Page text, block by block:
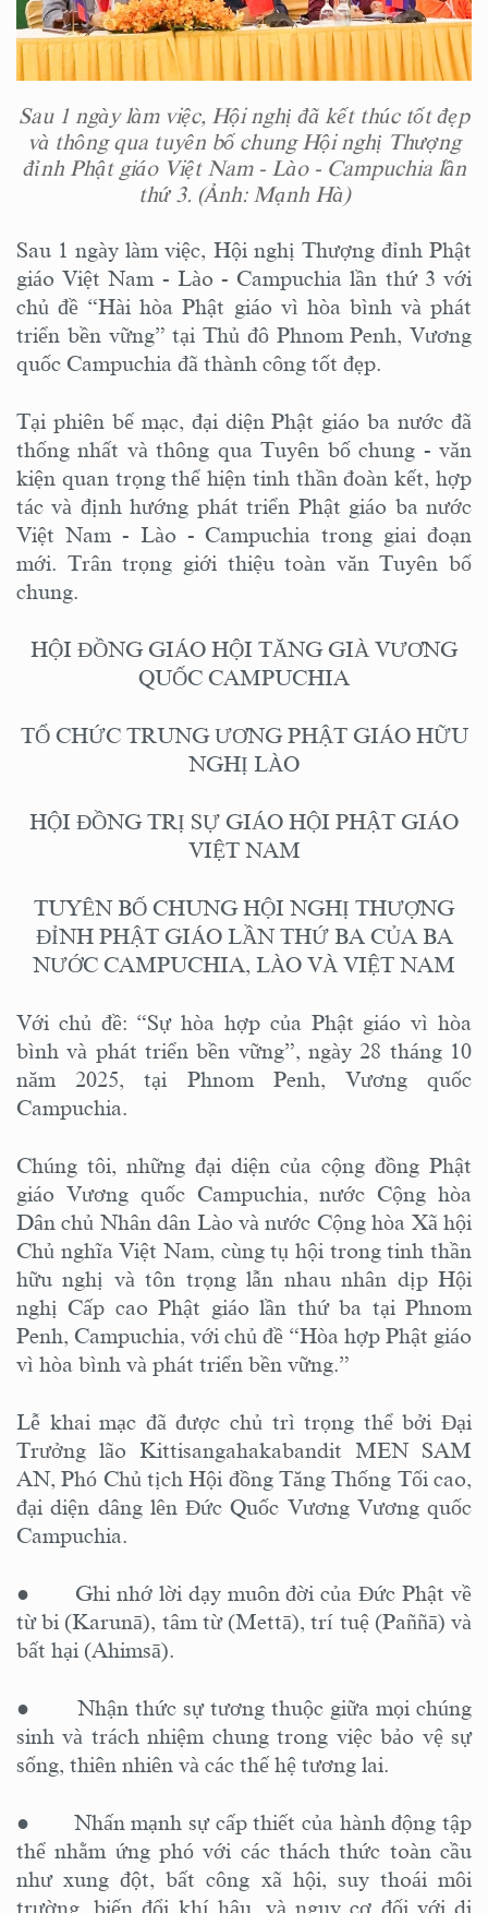
Sau 1 ngày làm việc, Hội nghị đã kết thúc tốt đẹp
và thông qua tuyên bố chung Hội nghị Thượng
đỉnh Phật giáo Việt Nam - Lào - Campuchia lần
thứ 3. (Ảnh: Mạnh Hà)
Sau 1 ngày làm việc, Hội nghị Thượng đỉnh Phật
giáo Việt Nam - Lào - Campuchia lần thứ 3 với
chủ đề “Hài hòa Phật giáo vì hòa bình và phát
triển bền vững” tại Thủ đô Phnom Penh, Vương
quốc Campuchia đã thành công tốt đẹp.
Tại phiên bế mạc, đại diện Phật giáo ba nước đã
thống nhất và thông qua Tuyên bố chung - văn
kiện quan trọng thể hiện tinh thần đoàn kết, hợp
tác và định hướng phát triển Phật giáo ba nước
Việt Nam - Lào - Campuchia trong giai đoạn
mới. Trân trọng giới thiệu toàn văn Tuyên bố
chung.
HỘI ĐỒNG GIÁO HỘI TĂNG GIÀ VƯƠNG
QUỐC CAMPUCHIA
TỔ CHỨC TRUNG ƯƠNG PHẬT GIÁO HỮU
NGHỊ LÀO
HỘI ĐỒNG TRỊ SỰ GIÁO HỘI PHẬT GIÁO
VIỆT NAM
TUYÊN BỐ CHUNG HỘI NGHỊ THƯỢNG
ĐỈNH PHẬT GIÁO LẦN THỨ BA CỦA BA
NƯỚC CAMPUCHIA, LÀO VÀ VIỆT NAM
Với chủ đề: “Sự hòa hợp của Phật giáo vì hòa
bình và phát triển bền vững”, ngày 28 tháng 10
năm 2025, tại Phnom Penh, Vương quốc
Campuchia.
Chúng tôi, những đại diện của cộng đồng Phật
giáo Vương quốc Campuchia, nước Cộng hòa
Dân chủ Nhân dân Lào và nước Cộng hòa Xã hội
Chủ nghĩa Việt Nam, cùng tụ hội trong tinh thần
hữu nghị và tôn trọng lẫn nhau nhân dịp Hội
nghị Cấp cao Phật giáo lần thứ ba tại Phnom
Penh, Campuchia, với chủ đề “Hòa hợp Phật giáo
vì hòa bình và phát triển bền vững.”
Lễ khai mạc đã được chủ trì trọng thể bởi Đại
Trưởng lão Kittisangahakabandit MEN SAM
AN, Phó Chủ tịch Hội đồng Tăng Thống Tối cao,
đại diện dâng lên Đức Quốc Vương Vương quốc
Campuchia.
● Ghi nhớ lời dạy muôn đời của Đức Phật về
từ bi (Karunā), tâm từ (Mettā), trí tuệ (Paññā) và
bất hại (Ahimsā).
● Nhận thức sự tương thuộc giữa mọi chúng
sinh và trách nhiệm chung trong việc bảo vệ sự
sống, thiên nhiên và các thế hệ tương lai.
● Nhấn mạnh sự cấp thiết của hành động tập
thể nhằm ứng phó với các thách thức toàn cầu
như xung đột, bất công xã hội, suy thoái môi
trường, biến đổi khí hậu, và nguy cơ đối với di